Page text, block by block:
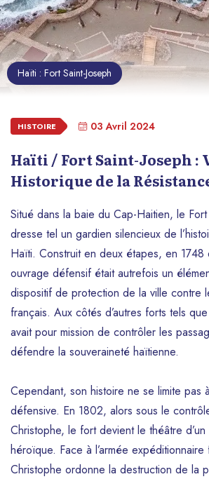
Haïti : Fort Saint-Joseph
HISTOIRE 03 Avril 2024
Haïti / Fort Saint-Joseph :
Historique de la
Situé dans la baie du Cap-Haitien, le Fort
dresse tel un gardien silencieux de
Haïti. Construit en deux étapes, en 1748
ouvrage défensif était autrefois un
dispositif de protection de la ville contre
français. Aux côtés d’autres forts tels
avait pour mission de contrôler les
défendre la souveraineté haïtienne.
Cependant, son histoire ne se limite pas
défensive. En 1802, alors sous le
Christophe, le fort devient le théâtre
héroïque. Face à l’armée expéditionnaire
Christophe ordonne la destruction de la